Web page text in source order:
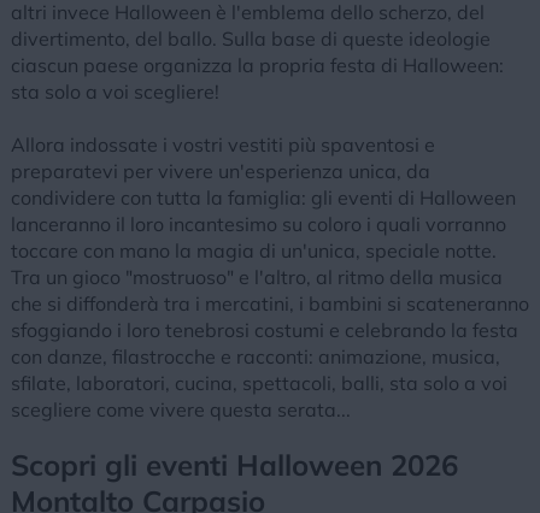
altri invece Halloween è l'emblema dello scherzo, del
divertimento, del ballo. Sulla base di queste ideologie
ciascun paese organizza la propria festa di Halloween:
sta solo a voi scegliere!
Allora indossate i vostri vestiti più spaventosi e
preparatevi per vivere un'esperienza unica, da
condividere con tutta la famiglia: gli eventi di Halloween
lanceranno il loro incantesimo su coloro i quali vorranno
toccare con mano la magia di un'unica, speciale notte.
Tra un gioco "mostruoso" e l'altro, al ritmo della musica
che si diffonderà tra i mercatini, i bambini si scateneranno
sfoggiando i loro tenebrosi costumi e celebrando la festa
con danze, filastrocche e racconti: animazione, musica,
sfilate, laboratori, cucina, spettacoli, balli, sta solo a voi
scegliere come vivere questa serata...
Scopri gli eventi Halloween 2026
Montalto Carpasio